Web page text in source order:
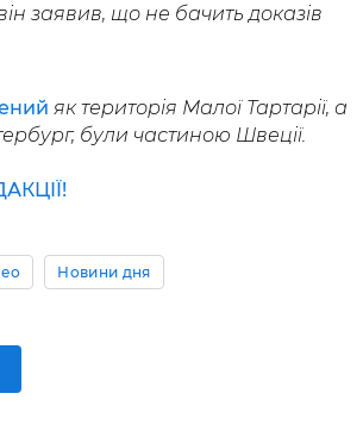
заявив, що не бачить доказів
як територія Малої Тартарії, а
були частиною Швеції.
Новини дня